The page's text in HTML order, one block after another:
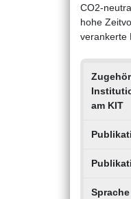
CO2-
hohe
verankerte
am KIT
Sprache